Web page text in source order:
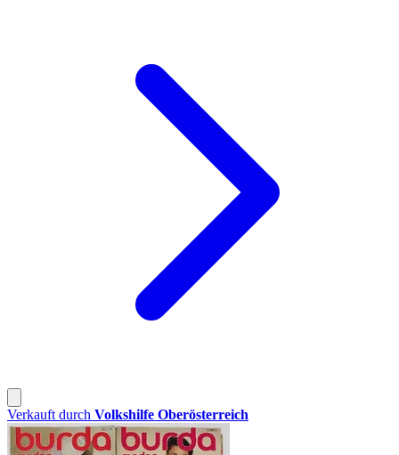
Verkauft durch Volkshilfe Oberösterreich